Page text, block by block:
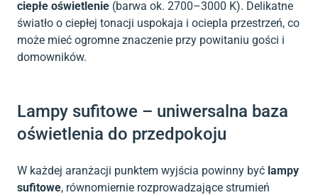
ciepłe oświetlenie (barwa ok. 2700–3000 K). Delikatne
światło o ciepłej tonacji uspokaja i ociepla przestrzeń, co
może mieć ogromne znaczenie przy powitaniu gości i
domowników.
Lampy sufitowe – uniwersalna baza
oświetlenia do przedpokoju
W każdej aranżacji punktem wyjścia powinny być lampy
sufitowe, równomiernie rozprowadzające strumień